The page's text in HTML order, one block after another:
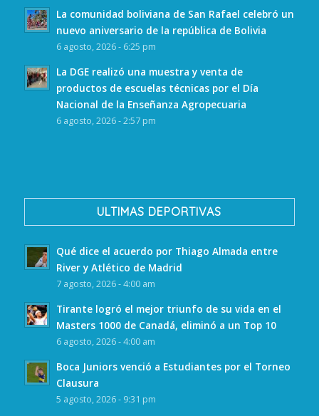
La comunidad boliviana de San Rafael celebró un
nuevo aniversario de la república de Bolivia
6 agosto, 2026 - 6:25 pm
La DGE realizó una muestra y venta de
productos de escuelas técnicas por el Día
Nacional de la Enseñanza Agropecuaria
6 agosto, 2026 - 2:57 pm
ULTIMAS DEPORTIVAS
Qué dice el acuerdo por Thiago Almada entre
River y Atlético de Madrid
7 agosto, 2026 - 4:00 am
Tirante logró el mejor triunfo de su vida en el
Masters 1000 de Canadá, eliminó a un Top 10
6 agosto, 2026 - 4:00 am
Boca Juniors venció a Estudiantes por el Torneo
Clausura
5 agosto, 2026 - 9:31 pm